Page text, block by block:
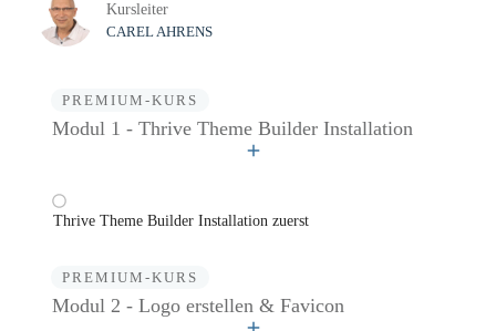
Kursleiter
CAREL AHRENS
PREMIUM-KURS
Modul 1 - Thrive Theme Builder Installation
Thrive Theme Builder Installation zuerst
PREMIUM-KURS
Modul 2 - Logo erstellen & Favicon